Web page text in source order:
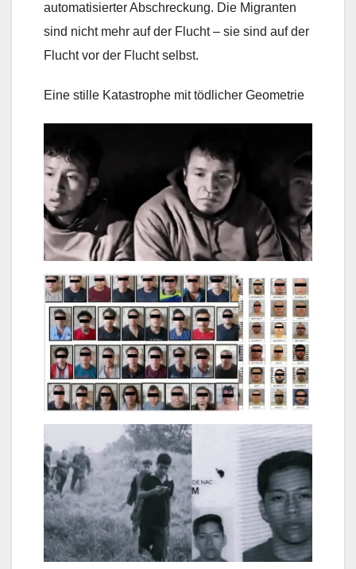
automatisierter Abschreckung. Die Migranten
sind nicht mehr auf der Flucht – sie sind auf der
Flucht vor der Flucht selbst.
Eine stille Katastrophe mit tödlicher Geometrie